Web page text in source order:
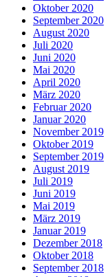
Oktober 2020
September 2020
August 2020
Juli 2020
Juni 2020
Mai 2020
April 2020
März 2020
Februar 2020
Januar 2020
November 2019
Oktober 2019
September 2019
August 2019
Juli 2019
Juni 2019
Mai 2019
März 2019
Januar 2019
Dezember 2018
Oktober 2018
September 2018